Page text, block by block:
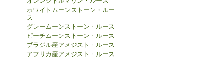
ホワイトムーンストーン・ルー
ス
グレームーンストーン・ルース
ピーチムーンストーン・ルース
ブラジル産アメジスト・ルース
アフリカ産アメジスト・ルース